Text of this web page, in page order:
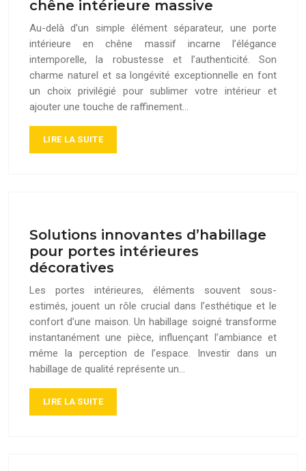
chêne intérieure massive
Au-delà d’un simple élément séparateur, une porte
intérieure en chêne massif incarne l’élégance
intemporelle, la robustesse et l’authenticité. Son
charme naturel et sa longévité exceptionnelle en font
un choix privilégié pour sublimer votre intérieur et
ajouter une touche de raffinement…
LIRE LA SUITE
Solutions innovantes d’habillage
pour portes intérieures
décoratives
Les portes intérieures, éléments souvent sous-
estimés, jouent un rôle crucial dans l’esthétique et le
confort d’une maison. Un habillage soigné transforme
instantanément une pièce, influençant l’ambiance et
même la perception de l’espace. Investir dans un
habillage de qualité représente un…
LIRE LA SUITE